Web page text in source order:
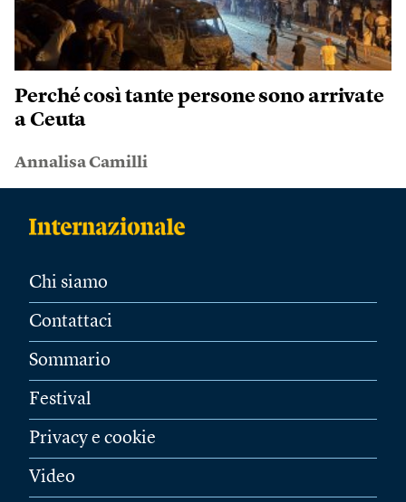
Perché così tante persone sono arrivate
a Ceuta
Annalisa Camilli
Chi siamo
Contattaci
Sommario
Festival
Privacy e cookie
Video